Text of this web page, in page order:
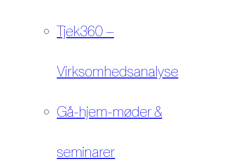
Tjek360 –
Virksomhedsanalyse
Gå-hjem-møder &
seminarer